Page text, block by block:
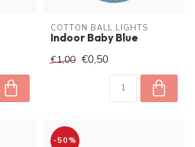
COTTON BALL LIGHTS
Indoor Baby Blue
€1,00 €0,50
-50%